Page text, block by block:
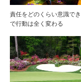
責任をどのくらい意識で
で行動は全く変わる